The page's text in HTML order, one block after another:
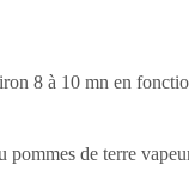
8 à 10 mn en
pommes de terre